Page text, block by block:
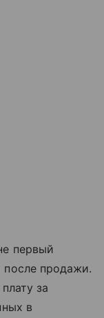
первый
после продажи.
за
в